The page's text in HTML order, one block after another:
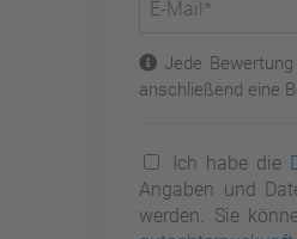
Jede
anschließend eine
Ich habe die
Angaben und
werden. Sie